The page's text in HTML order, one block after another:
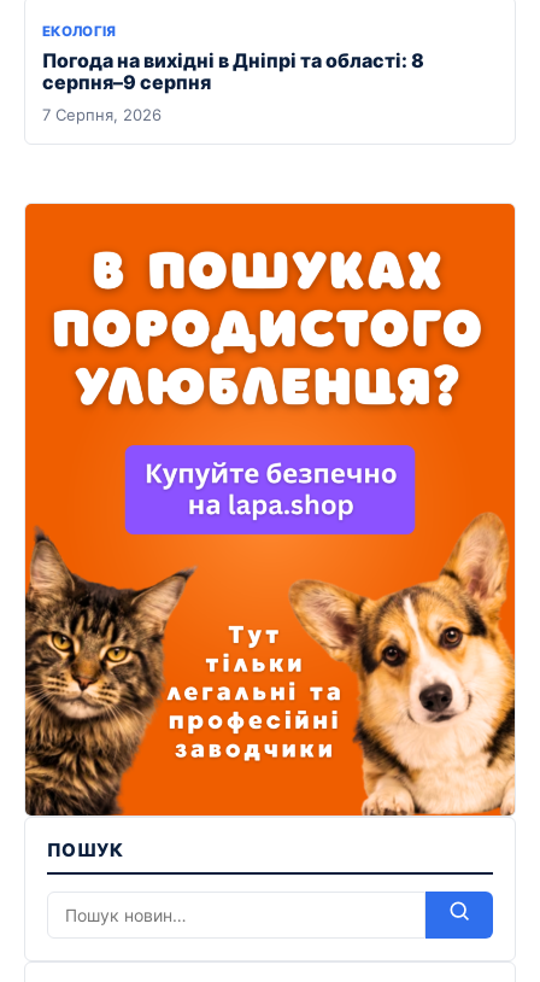
ЕКОЛОГІЯ
Погода на вихідні в Дніпрі та області: 8
серпня–9 серпня
7 Серпня, 2026
ПОШУК